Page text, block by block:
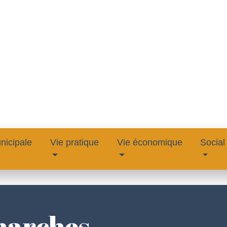
Vie pratique Vie économique